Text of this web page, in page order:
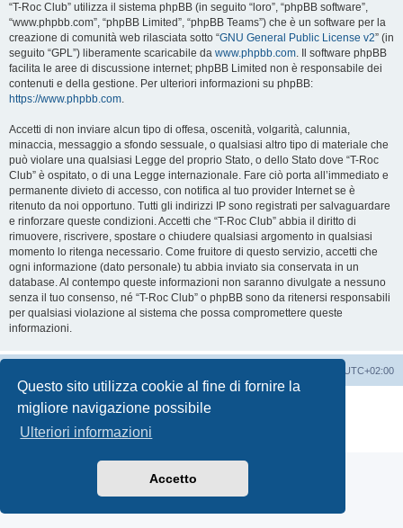
Questo sito utilizza cookie al fine di fornire la
migliore navigazione possibile
Ulteriori informazioni
Accetto
“T-Roc Club” utilizza il sistema phpBB (in seguito “loro”, “phpBB software”,
“www.phpbb.com”, “phpBB Limited”, “phpBB Teams”) che è un software per la
creazione di comunità web rilasciata sotto “GNU General Public License v2” (in
seguito “GPL”) liberamente scaricabile da www.phpbb.com. Il software phpBB
facilita le aree di discussione internet; phpBB Limited non è responsabile dei
contenuti e della gestione. Per ulteriori informazioni su phpBB:
https://www.phpbb.com.
Accetti di non inviare alcun tipo di offesa, oscenità, volgarità, calunnia,
minaccia, messaggio a sfondo sessuale, o qualsiasi altro tipo di materiale che
può violare una qualsiasi Legge del proprio Stato, o dello Stato dove “T-Roc
Club” è ospitato, o di una Legge internazionale. Fare ciò porta all’immediato e
permanente divieto di accesso, con notifica al tuo provider Internet se è
ritenuto da noi opportuno. Tutti gli indirizzi IP sono registrati per salvaguardare
e rinforzare queste condizioni. Accetti che “T-Roc Club” abbia il diritto di
rimuovere, riscrivere, spostare o chiudere qualsiasi argomento in qualsiasi
momento lo ritenga necessario. Come fruitore di questo servizio, accetti che
ogni informazione (dato personale) tu abbia inviato sia conservata in un
database. Al contempo queste informazioni non saranno divulgate a nessuno
senza il tuo consenso, né “T-Roc Club” o phpBB sono da ritenersi responsabili
per qualsiasi violazione al sistema che possa compromettere queste
informazioni.
UTC+02:00
Creato da
® Forum Software © phpBB Limited
Traduzione Italiana